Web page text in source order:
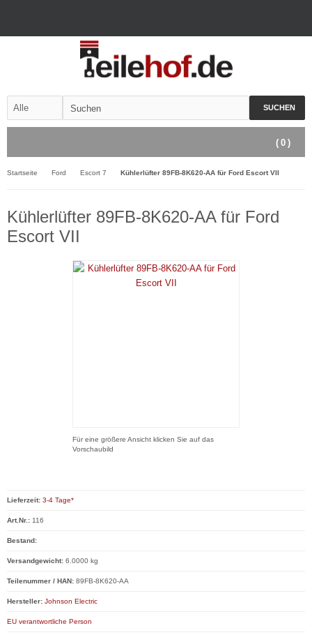
SUCHEN
( 0 )
Startseite Ford Escort 7 Kühlerlüfter 89FB-8K620-AA für Ford Escort VII
Kühlerlüfter 89FB-8K620-AA für Ford
Escort VII
Für eine größere Ansicht klicken Sie auf das
Vorschaubild
Lieferzeit: 3-4 Tage*
Art.Nr.: 116
Bestand:
Versandgewicht: 6.0000 kg
Teilenummer / HAN: 89FB-8K620-AA
Hersteller: Johnson Electric
EU verantwortliche Person